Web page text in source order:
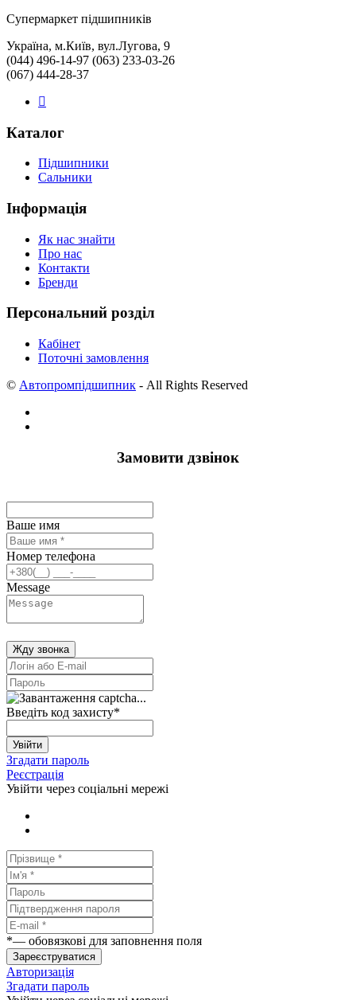
Cупермаркет підшипників
Україна, м.Київ, вул.Лугова, 9
(044) 496-14-97 (063) 233-03-26
(067) 444-28-37
Каталог
Підшипники
Сальники
Інформація
Як нас знайти
Про нас
Контакти
Бренди
Персональний розділ
Кабінет
Поточні замовлення
© Автопромпідшипник - All Rights Reserved
Замовити дзвінок
Ваше имя
Номер телефона
Message
Жду звонка
Введіть код захисту*
Увійти
Згадати пароль
Реєстрація
Увійти через соціальні мережі
*— обовязкові для заповнення поля
Зареєструватися
Авторизація
Згадати пароль